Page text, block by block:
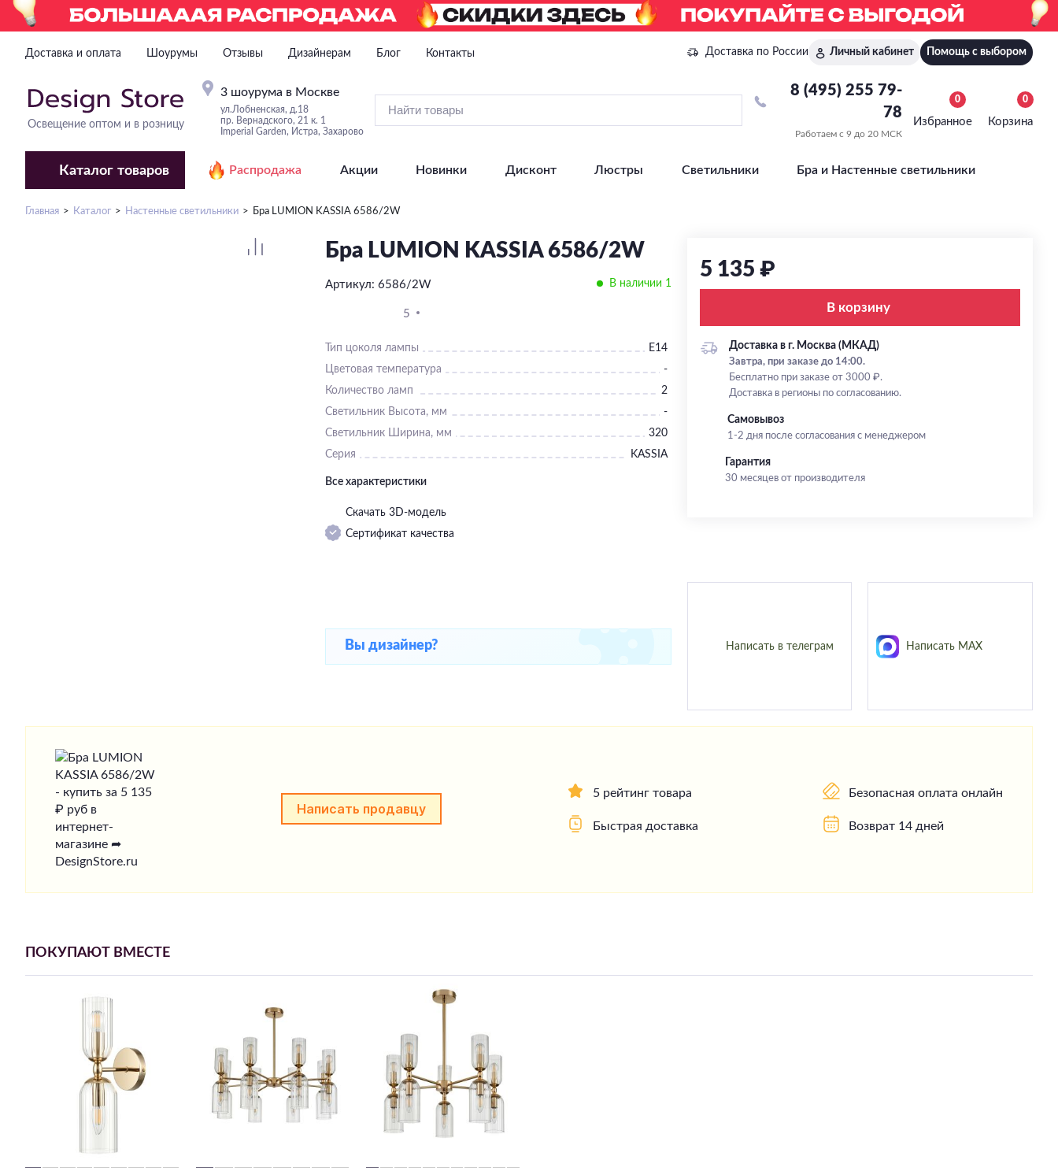
Доставка и оплата Шоурумы Отзывы Дизайнерам Блог Контакты Доставка по России Личный кабинет Помощь с выбором
Освещение оптом и в розницу
3 шоурума в Москве
ул.Лобненская, д.18
пр. Вернадского, 21 к. 1
Imperial Garden, Истра, Захарово
8 (495) 255 79-
78
Работаем с 9 до 20 МСК
Избранное
0
Корзина
0
Каталог товаров Распродажа Акции Новинки Дисконт Люстры Светильники Бра и Настенные светильники
Главная Каталог Настенные светильники Бра LUMION KASSIA 6586/2W
Бра LUMION KASSIA 6586/2W
Артикул: 6586/2W В наличии 1
5
Тип цоколя лампы
E14
Цветовая температура
-
Количество ламп
2
Светильник Высота, мм
-
Светильник Ширина, мм
320
Серия
KASSIA
Все характеристики
Скачать 3D-модель
Сертификат качества
5 135 ₽
В корзину
Доставка в г. Москва (МКАД)
Завтра, при заказе до 14:00.
Бесплатно при заказе от 3000 ₽.
Доставка в регионы по согласованию.
Самовывоз
1-2 дня после согласования с менеджером
Гарантия
30 месяцев от производителя
Вы дизайнер? Написать в телеграм Написать MAX
Написать продавцу
5 рейтинг товара
Быстрая доставка
Безопасная оплата онлайн
Возврат 14 дней
ПОКУПАЮТ ВМЕСТЕ